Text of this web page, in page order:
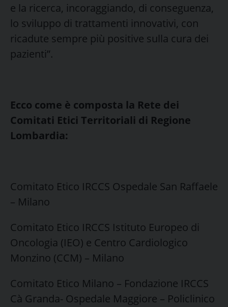
e la ricerca, incoraggiando, di conseguenza,
lo sviluppo di trattamenti innovativi, con
ricadute sempre più positive sulla cura dei
pazienti”.
Ecco come è composta la Rete dei
Comitati Etici Territoriali di Regione
Lombardia:
Comitato Etico IRCCS Ospedale San Raffaele
– Milano
Comitato Etico IRCCS Istituto Europeo di
Oncologia (IEO) e Centro Cardiologico
Monzino (CCM) – Milano
Comitato Etico Milano – Fondazione IRCCS
Cà Granda- Ospedale Maggiore – Policlinico